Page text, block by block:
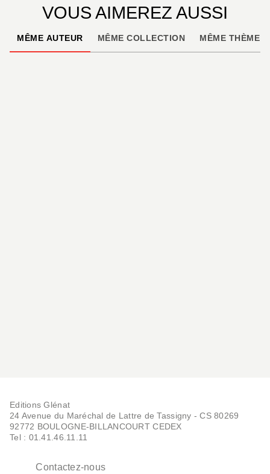
VOUS AIMEREZ AUSSI
MÊME AUTEUR MÊME COLLECTION MÊME THÈME
BD AVENTURE, WESTERN ET POLAR
Laureline Mattiussi
Editions Glénat
24 Avenue du Maréchal de Lattre de Tassigny - CS 80269
92772 BOULOGNE-BILLANCOURT CEDEX
Tel : 01.41.46.11.11
Contactez-nous